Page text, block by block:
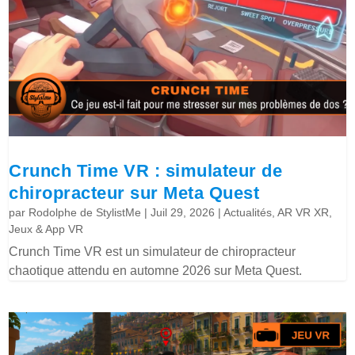
Crunch Time VR : simulateur de
chiropracteur sur Meta Quest
par Rodolphe de StylistMe |Juil 29, 2026 |Actualités ,AR VR XR
Jeux & App VR
Crunch Time VR est un simulateur de chiropracteur
chaotique attendu en automne 2026 sur Meta Quest.